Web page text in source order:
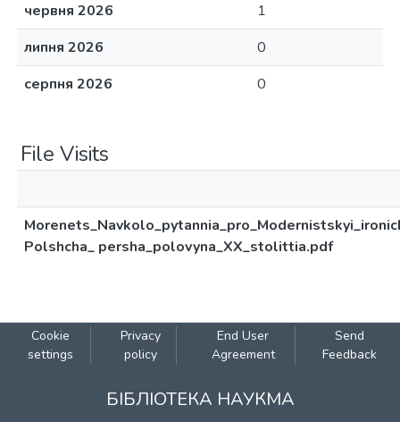
червня 2026
1
липня 2026
0
серпня 2026
0
File Visits
Polshcha_ persha_polovyna_XX_stolittia.pdf
Cookie
settings
Privacy
policy
End User
Agreement
Send
Feedback
БІБЛІОТЕКА НАУКМА